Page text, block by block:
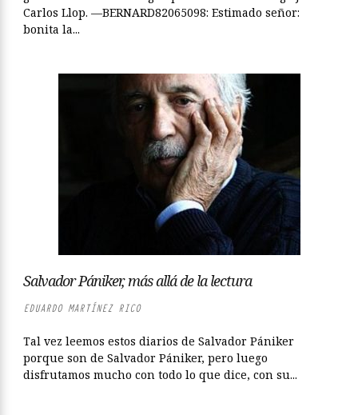
Carlos Llop. —BERNARD82065098: Estimado señor:
bonita la...
Salvador Pániker, más allá de la lectura
EDUARDO MARTÍNEZ RICO
Tal vez leemos estos diarios de Salvador Pániker
porque son de Salvador Pániker, pero luego
disfrutamos mucho con todo lo que dice, con su...